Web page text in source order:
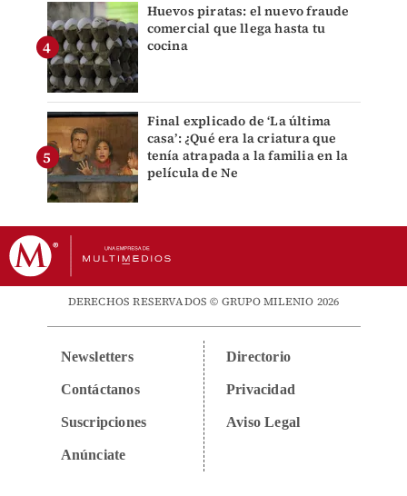
Huevos piratas: el nuevo fraude
comercial que llega hasta tu
cocina
Final explicado de ‘La última
casa’: ¿Qué era la criatura que
tenía atrapada a la familia en la
película de Ne
DERECHOS RESERVADOS © GRUPO MILENIO 2026
Newsletters
Contáctanos
Suscripciones
Anúnciate
Directorio
Privacidad
Aviso Legal